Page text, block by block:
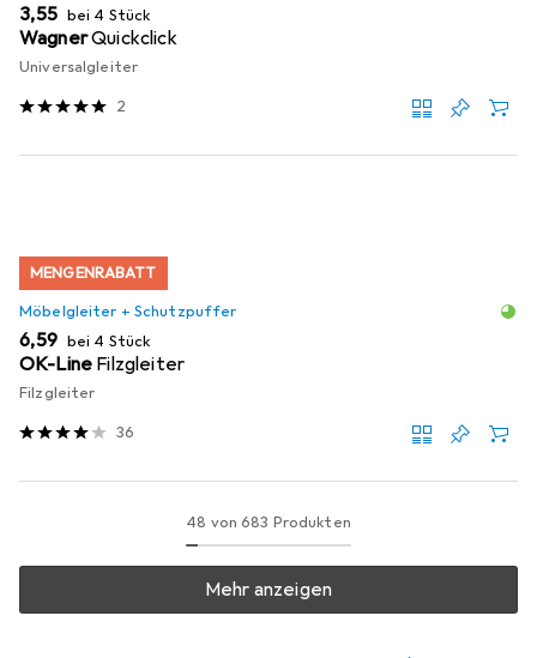
EUR
3,55 bei 4 Stück
WagnerQuickclick
Universalgleiter
2
MENGENRABATT
Möbelgleiter + Schutzpuffer
EUR
6,59 bei 4 Stück
OK-Line Filzgleiter
Filzgleiter
36
48 von 683 Produkten
Mehr anzeigen